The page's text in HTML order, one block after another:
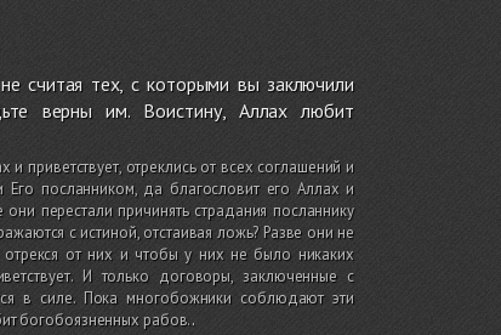
считая тех, с которыми вы заключили
верны им. Воистину, Аллах любит
приветствует, отреклись от всех соглашений и
посланником, да благословит его Аллах и
перестали причинять страдания посланнику
с истиной, отстаивая ложь? Разве они не
отрекся от них и чтобы у них не было никаких
И только договоры, заключенные с
в силе. Пока многобожники соблюдают эти
богобоязненных рабов..